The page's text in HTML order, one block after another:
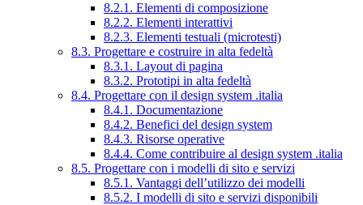
8.2.1. Elementi di composizione
8.2.2. Elementi interattivi
8.2.3. Elementi testuali (microtesti)
8.3. Progettare e costruire in alta fedeltà
8.3.1. Layout di pagina
8.3.2. Prototipi in alta fedeltà
8.4. Progettare con il design system .italia
8.4.1. Documentazione
8.4.2. Benefici del design system
8.4.3. Risorse operative
8.4.4. Come contribuire al design system .italia
8.5. Progettare con i modelli di sito e servizi
8.5.1. Vantaggi dell’utilizzo dei modelli
8.5.2. I modelli di sito e servizi disponibili